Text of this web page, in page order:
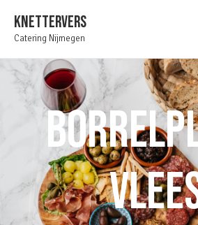
KNETTERVERS
Catering Nijmegen